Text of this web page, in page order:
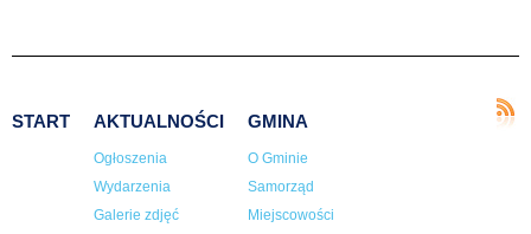
START AKTUALNOŚCI
Ogłoszenia
Wydarzenia
Galerie zdjęć
GMINA
O Gminie
Samorząd
Miejscowości